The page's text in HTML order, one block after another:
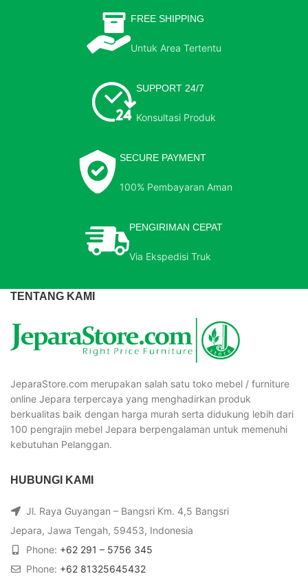
FREE SHIPPING
Untuk Area Tertentu
SUPPORT 24/7
Konsultasi Produk
SECURE PAYMENT
100% Pembayaran Aman
PENGIRIMAN CEPAT
Via Ekspedisi Truk
TENTANG KAMI
JeparaStore.com merupakan salah satu toko mebel / furniture
online Jepara terpercaya yang menghadirkan produk
berkualitas baik dengan harga murah serta didukung lebih dari
100 pengrajin mebel Jepara berpengalaman untuk memenuhi
kebutuhan Pelanggan.
HUBUNGI KAMI
Jl. Raya Guyangan – Bangsri Km. 4,5 Bangsri
Jepara, Jawa Tengah, 59453, Indonesia
Phone: +62 291 – 5756 345
Phone: +62 81325645432